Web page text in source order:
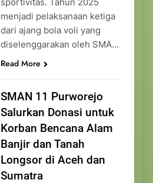
menjadi pelaksanaan ketiga
dari ajang bola voli yang
diselenggarakan oleh SMA…
Read More
SMAN 11 Purworejo
Salurkan Donasi untuk
Korban Bencana Alam
Banjir dan Tanah
Longsor di Aceh dan
Sumatra